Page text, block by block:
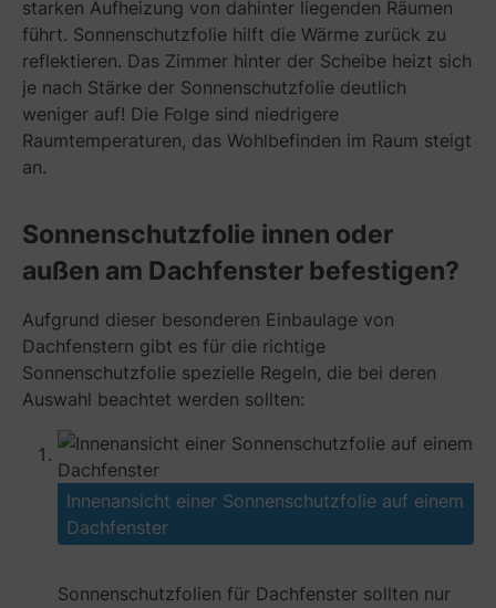
starken Aufheizung von dahinter liegenden Räumen
führt. Sonnenschutzfolie hilft die Wärme zurück zu
reflektieren. Das Zimmer hinter der Scheibe heizt sich
je nach Stärke der Sonnenschutzfolie deutlich
weniger auf! Die Folge sind niedrigere
Raumtemperaturen, das Wohlbefinden im Raum steigt
an.
Sonnenschutzfolie innen oder
außen am Dachfenster befestigen?
Aufgrund dieser besonderen Einbaulage von
Dachfenstern gibt es für die richtige
Sonnenschutzfolie spezielle Regeln, die bei deren
Auswahl beachtet werden sollten:
Innenansicht einer Sonnenschutzfolie auf einem
Dachfenster
Sonnenschutzfolien für Dachfenster sollten nur